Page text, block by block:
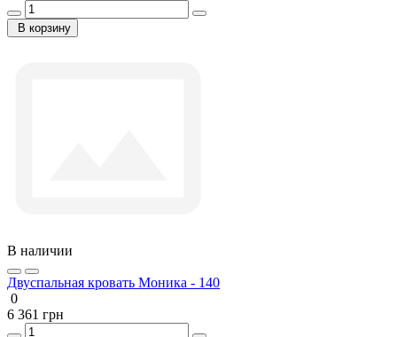
В корзину
В наличии
Двуспальная кровать Моника - 140
0
6 361 грн